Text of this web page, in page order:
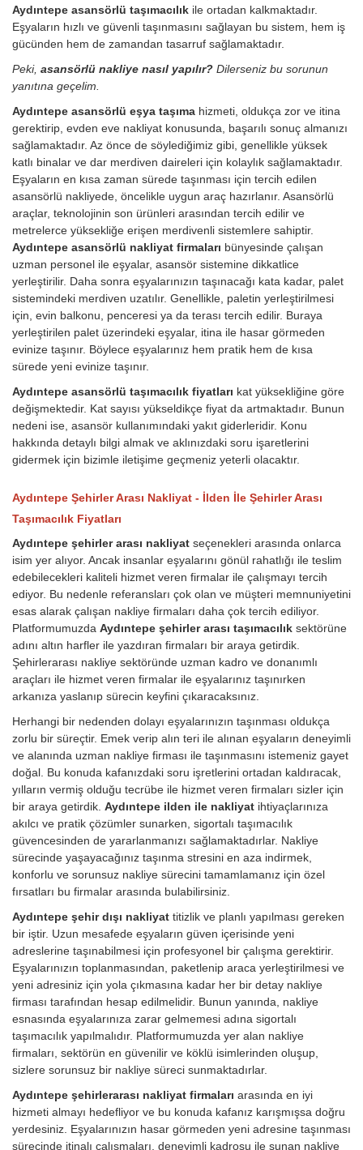
Aydıntepe asansörlü taşımacılık ile ortadan kalkmaktadır.
Eşyaların hızlı ve güvenli taşınmasını sağlayan bu sistem, hem iş
gücünden hem de zamandan tasarruf sağlamaktadır.
Peki, asansörlü nakliye nasıl yapılır? Dilerseniz bu sorunun
yanıtına geçelim.
Aydıntepe asansörlü eşya taşıma hizmeti, oldukça zor ve itina
gerektirip, evden eve nakliyat konusunda, başarılı sonuç almanızı
sağlamaktadır. Az önce de söylediğimiz gibi, genellikle yüksek
katlı binalar ve dar merdiven daireleri için kolaylık sağlamaktadır.
Eşyaların en kısa zaman sürede taşınması için tercih edilen
asansörlü nakliyede, öncelikle uygun araç hazırlanır. Asansörlü
araçlar, teknolojinin son ürünleri arasından tercih edilir ve
metrelerce yüksekliğe erişen merdivenli sistemlere sahiptir.
Aydıntepe asansörlü nakliyat firmaları bünyesinde çalışan
uzman personel ile eşyalar, asansör sistemine dikkatlice
yerleştirilir. Daha sonra eşyalarınızın taşınacağı kata kadar, palet
sistemindeki merdiven uzatılır. Genellikle, paletin yerleştirilmesi
için, evin balkonu, penceresi ya da terası tercih edilir. Buraya
yerleştirilen palet üzerindeki eşyalar, itina ile hasar görmeden
evinize taşınır. Böylece eşyalarınız hem pratik hem de kısa
sürede yeni evinize taşınır.
Aydıntepe asansörlü taşımacılık fiyatları kat yüksekliğine göre
değişmektedir. Kat sayısı yükseldikçe fiyat da artmaktadır. Bunun
nedeni ise, asansör kullanımındaki yakıt giderleridir. Konu
hakkında detaylı bilgi almak ve aklınızdaki soru işaretlerini
gidermek için bizimle iletişime geçmeniz yeterli olacaktır.
Aydıntepe Şehirler Arası Nakliyat - İlden İle Şehirler Arası
Taşımacılık Fiyatları
Aydıntepe şehirler arası nakliyat seçenekleri arasında onlarca
isim yer alıyor. Ancak insanlar eşyalarını gönül rahatlığı ile teslim
edebilecekleri kaliteli hizmet veren firmalar ile çalışmayı tercih
ediyor. Bu nedenle referansları çok olan ve müşteri memnuniyetini
esas alarak çalışan nakliye firmaları daha çok tercih ediliyor.
Platformumuzda Aydıntepe şehirler arası taşımacılık sektörüne
adını altın harfler ile yazdıran firmaları bir araya getirdik.
Şehirlerarası nakliye sektöründe uzman kadro ve donanımlı
araçları ile hizmet veren firmalar ile eşyalarınız taşınırken
arkanıza yaslanıp sürecin keyfini çıkaracaksınız.
Herhangi bir nedenden dolayı eşyalarınızın taşınması oldukça
zorlu bir süreçtir. Emek verip alın teri ile alınan eşyaların deneyimli
ve alanında uzman nakliye firması ile taşınmasını istemeniz gayet
doğal. Bu konuda kafanızdaki soru işretlerini ortadan kaldıracak,
yılların vermiş olduğu tecrübe ile hizmet veren firmaları sizler için
bir araya getirdik. Aydıntepe ilden ile nakliyat ihtiyaçlarınıza
akılcı ve pratik çözümler sunarken, sigortalı taşımacılık
güvencesinden de yararlanmanızı sağlamaktadırlar. Nakliye
sürecinde yaşayacağınız taşınma stresini en aza indirmek,
konforlu ve sorunsuz nakliye sürecini tamamlamanız için özel
fırsatları bu firmalar arasında bulabilirsiniz.
Aydıntepe şehir dışı nakliyat titizlik ve planlı yapılması gereken
bir iştir. Uzun mesafede eşyaların güven içerisinde yeni
adreslerine taşınabilmesi için profesyonel bir çalışma gerektirir.
Eşyalarınızın toplanmasından, paketlenip araca yerleştirilmesi ve
yeni adresiniz için yola çıkmasına kadar her bir detay nakliye
firması tarafından hesap edilmelidir. Bunun yanında, nakliye
esnasında eşyalarınıza zarar gelmemesi adına sigortalı
taşımacılık yapılmalıdır. Platformumuzda yer alan nakliye
firmaları, sektörün en güvenilir ve köklü isimlerinden oluşup,
sizlere sorunsuz bir nakliye süreci sunmaktadırlar.
Aydıntepe şehirlerarası nakliyat firmaları arasında en iyi
hizmeti almayı hedefliyor ve bu konuda kafanız karışmışsa doğru
yerdesiniz. Eşyalarınızın hasar görmeden yeni adresine taşınması
sürecinde itinalı çalışmaları, deneyimli kadrosu ile sunan nakliye